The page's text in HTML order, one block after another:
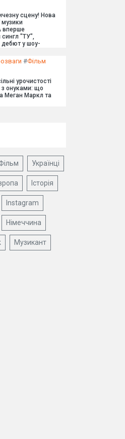
сцену! Нова
музики
вперше
сингл "ТУ",
дебют у шоу-
#Фільм
урочистості
з онуками: що
Меган Маркл та
Українці
Історія
Instagram
Німеччина
Музикант